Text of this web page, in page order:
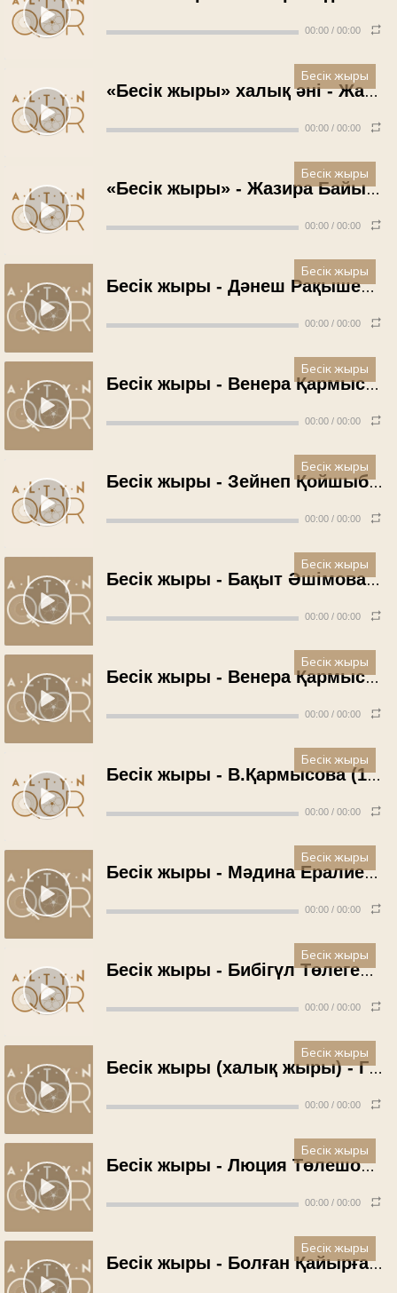
00:00 / 00:00
«Бесік жыры» халық әні - Жанар Айжанова (2015 жыл)
00:00 / 00:00
Бесік жыры
«Бесік жыры» - Жазира Байырбекова (2015 жыл)
00:00 / 00:00
Бесік жыры
Бесік жыры - Дәнеш Рақышев (1989 жыл)
00:00 / 00:00
Бесік жыры
Бесік жыры - Венера Қармысова (1972 жыл)
00:00 / 00:00
Бесік жыры
Бесік жыры - Зейнеп Қойшыбаева (1975 жыл)
00:00 / 00:00
Бесік жыры
Бесік жыры - Бақыт Әшімова (1975 жыл)
00:00 / 00:00
Бесік жыры
Бесік жыры - Венера Қармысова (1976 жыл)
00:00 / 00:00
Бесік жыры
Бесік жыры - В.Қармысова (1976 жыл)
00:00 / 00:00
Бесік жыры
Бесік жыры - Мәдина Ералиева (1978 жыл)
00:00 / 00:00
Бесік жыры
Бесік жыры - Бибігүл Төлегенова (1981 жыл)
00:00 / 00:00
Бесік жыры
Бесік жыры (халық жыры) - Гүлдана Сапарғалиева (1983 жыл)
00:00 / 00:00
Бесік жыры
Бесік жыры - Люция Төлешова (1984 жыл)
00:00 / 00:00
Бесік жыры
Бесік жыры - Болған Қайырғалиева (1985 жыл)
Бесік жыры